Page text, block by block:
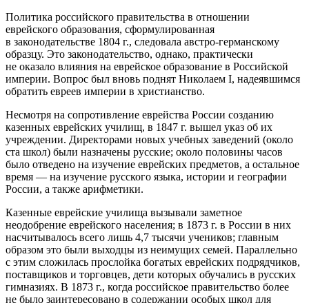
Политика российского правительства в отношении
еврейского образования, сформулированная
в законодательстве 1804 г., следовала австро-германскому
образцу. Это законодательство, однако, практически
не оказало влияния на еврейское образование в Российской
империи. Вопрос был вновь поднят Николаем I, надеявшимся
обратить евреев империи в христианство.
Несмотря на сопротивление еврейства России созданию
казенных еврейских училищ, в 1847 г. вышел указ об их
учреждении. Директорами новых учебных заведений (около
ста школ) были назначены русские; около половины часов
было отведено на изучение еврейских предметов, а остальное
время — на изучение русского языка, истории и географии
России, а также арифметики.
Казенные еврейские училища вызывали заметное
неодобрение еврейского населения; в 1873 г. в России в них
насчитывалось всего лишь 4,7 тысячи учеников; главным
образом это были выходцы из неимущих семей. Параллельно
с этим сложилась прослойка богатых еврейских подрядчиков,
поставщиков и торговцев, дети которых обучались в русских
гимназиях. В 1873 г., когда российское правительство более
не было заинтересовано в содержании особых школ для